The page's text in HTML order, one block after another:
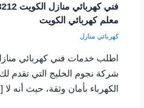
معلم كهربائي الكويت
كهربائي منازل
اطلب خدمات فني كهربائي
شركة نجوم الخليج التي تقدم
الكهرباء بأمان وثقة، حيث أنه